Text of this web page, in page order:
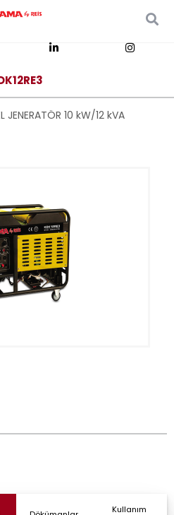
JENERATÖR 10 kW/12 kVA
Kullanım